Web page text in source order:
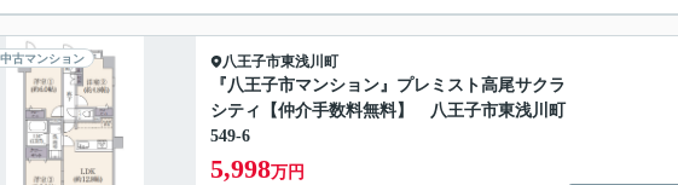
中古マンション 八王子市東浅川町
『八王子市マンション』プレミスト高尾サクラ
シティ【仲介手数料無料】 八王子市東浅川町
549-6
5,998万円